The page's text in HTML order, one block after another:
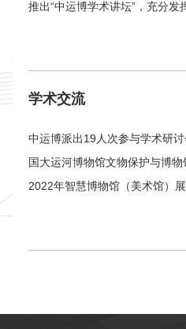
推出“中运博学术讲坛”，充分发
学委会委员吴洪亮带来题为《
中运博在职员工60余人参加此次
学术交流
中运博派出19人次参与学术研
国大运河博物馆文物保护与博
2022年智慧博物馆（美术馆）
管理、干部学院2徐飞第四届